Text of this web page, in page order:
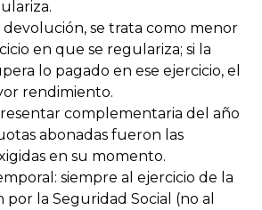
se trata como menor
en que se regulariza; si la
lo pagado en ese ejercicio, el
rendimiento.
complementaria del año
abonadas fueron las
en su momento.
siempre al ejercicio de la
la Seguridad Social (no al